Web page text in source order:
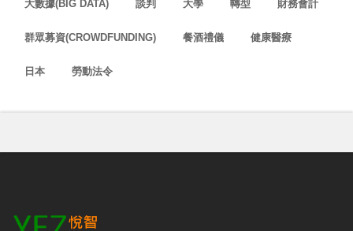
大數據(BIG DATA) 談判 大學 轉型 財務會計
群眾募資(CROWDFUNDING) 餐酒禮儀 健康醫療
日本 勞動法令